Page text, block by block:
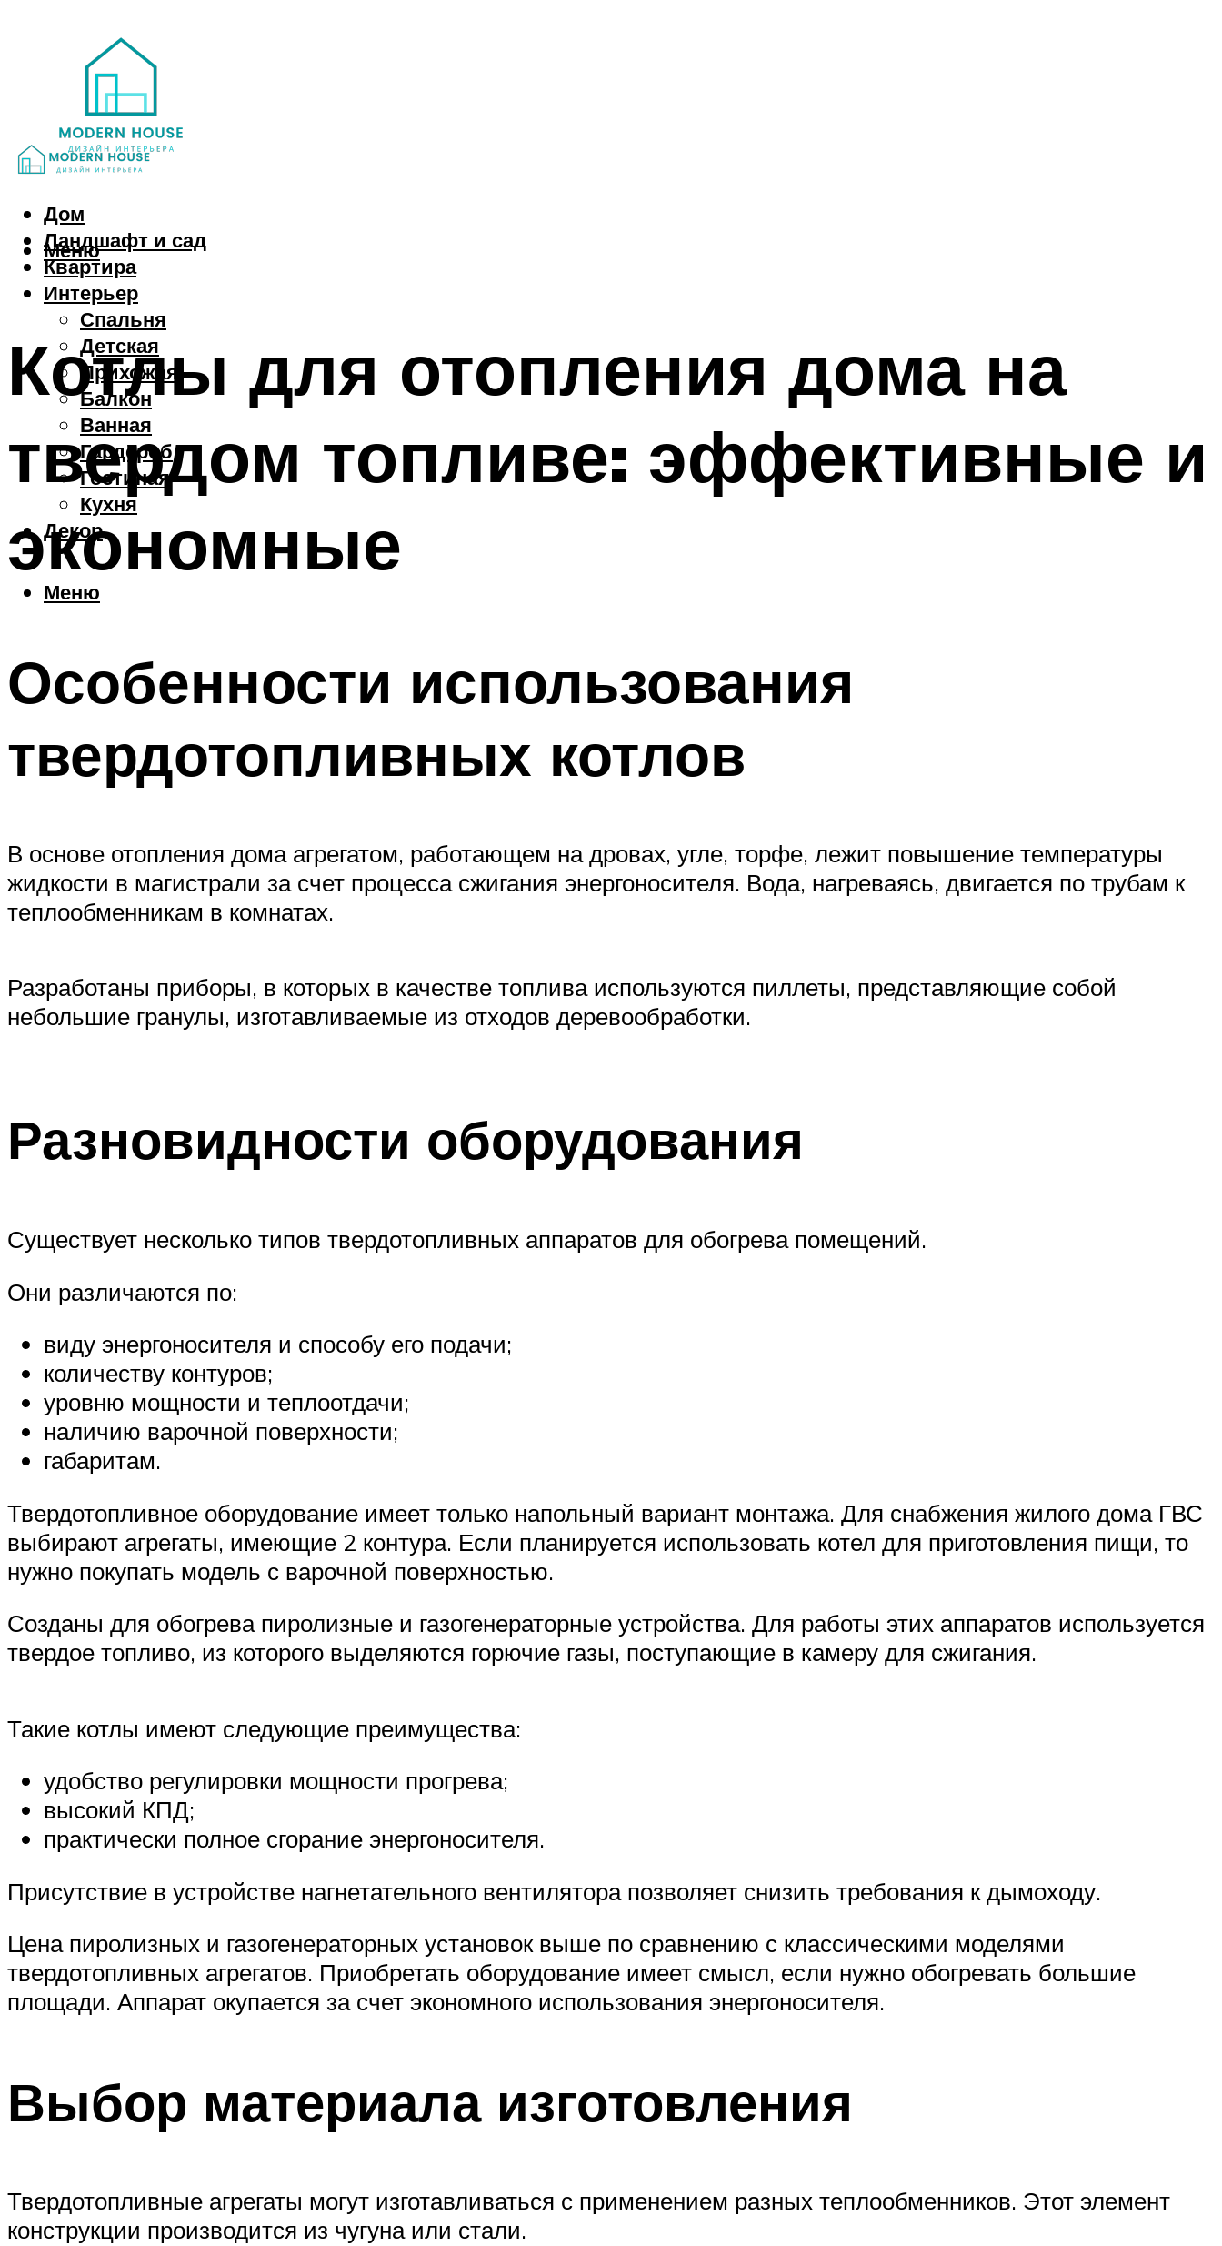
Дом
Ландшафт и сад
Квартира
Интерьер
Спальня
Детская
Прихожая
Балкон
Ванная
Гардероб
Гостиная
Кухня
Декор
Меню
Меню
Котлы для отопления дома на
твердом топливе: эффективные и
экономные
Особенности использования
твердотопливных котлов
В основе отопления дома агрегатом, работающем на дровах, угле, торфе, лежит повышение температуры
жидкости в магистрали за счет процесса сжигания энергоносителя. Вода, нагреваясь, двигается по трубам к
теплообменникам в комнатах.
Разработаны приборы, в которых в качестве топлива используются пиллеты, представляющие собой
небольшие гранулы, изготавливаемые из отходов деревообработки.
Разновидности оборудования
Существует несколько типов твердотопливных аппаратов для обогрева помещений.
Они различаются по:
виду энергоносителя и способу его подачи;
количеству контуров;
уровню мощности и теплоотдачи;
наличию варочной поверхности;
габаритам.
Твердотопливное оборудование имеет только напольный вариант монтажа. Для снабжения жилого дома ГВС
выбирают агрегаты, имеющие 2 контура. Если планируется использовать котел для приготовления пищи, то
нужно покупать модель с варочной поверхностью.
Созданы для обогрева пиролизные и газогенераторные устройства. Для работы этих аппаратов используется
твердое топливо, из которого выделяются горючие газы, поступающие в камеру для сжигания.
Такие котлы имеют следующие преимущества:
удобство регулировки мощности прогрева;
высокий КПД;
практически полное сгорание энергоносителя.
Присутствие в устройстве нагнетательного вентилятора позволяет снизить требования к дымоходу.
Цена пиролизных и газогенераторных установок выше по сравнению с классическими моделями
твердотопливных агрегатов. Приобретать оборудование имеет смысл, если нужно обогревать большие
площади. Аппарат окупается за счет экономного использования энергоносителя.
Выбор материала изготовления
Твердотопливные агрегаты могут изготавливаться с применением разных теплообменников. Этот элемент
конструкции производится из чугуна или стали.